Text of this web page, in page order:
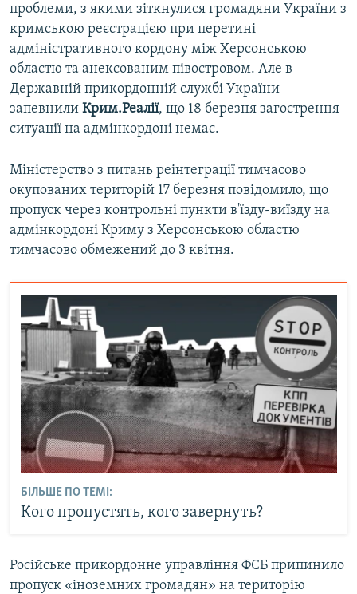
проблеми, з якими зіткнулися громадяни України з
кримською реєстрацією при перетині
адміністративного кордону між Херсонською
областю та анексованим півостровом. Але в
Державній прикордонній службі України
запевнили Крим.Реалії, що 18 березня загострення
ситуації на адмінкордоні немає.
Міністерство з питань реінтеграції тимчасово
окупованих територій 17 березня повідомило, що
пропуск через контрольні пункти в'їзду-виїзду на
адмінкордоні Криму з Херсонською областю
тимчасово обмежений до 3 квітня.
БІЛЬШЕ ПО ТЕМІ:
Кого пропустять, кого завернуть?
Російське прикордонне управління ФСБ припинило
пропуск «іноземних громадян» на територію